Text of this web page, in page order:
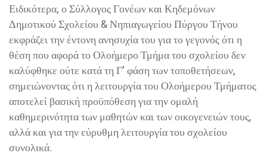
Ειδικότερα, ο Σύλλογος Γονέων και Κηδεμόνων
Δημοτικού Σχολείου & Νηπιαγωγείου Πύργου Τήνου
εκφράζει την έντονη ανησυχία του για το γεγονός ότι η
θέση που αφορά το Ολοήμερο Τμήμα του σχολείου δεν
καλύφθηκε ούτε κατά τη Γ’ φάση των τοποθετήσεων,
σημειώνοντας ότι η λειτουργία του Ολοήμερου Τμήματος
αποτελεί βασική προϋπόθεση για την ομαλή
καθημερινότητα των μαθητών και των οικογενειών τους,
αλλά και για την εύρυθμη λειτουργία του σχολείου
συνολικά.